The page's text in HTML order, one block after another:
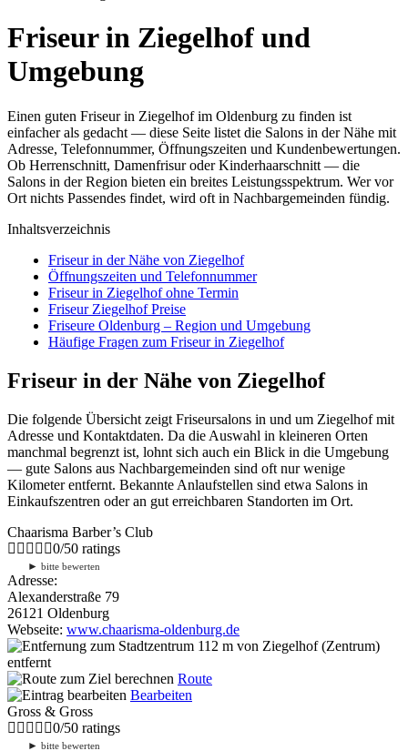
Friseur in Ziegelhof und
Umgebung
Einen guten Friseur in Ziegelhof im Oldenburg zu finden ist
einfacher als gedacht — diese Seite listet die Salons in der Nähe mit
Adresse, Telefonnummer, Öffnungszeiten und Kundenbewertungen.
Ob Herrenschnitt, Damenfrisur oder Kinderhaarschnitt — die
Salons in der Region bieten ein breites Leistungsspektrum. Wer vor
Ort nichts Passendes findet, wird oft in Nachbargemeinden fündig.
Inhaltsverzeichnis
Friseur in der Nähe von Ziegelhof
Öffnungszeiten und Telefonnummer
Friseur in Ziegelhof ohne Termin
Friseur Ziegelhof Preise
Friseure Oldenburg – Region und Umgebung
Häufige Fragen zum Friseur in Ziegelhof
Friseur in der Nähe von Ziegelhof
Die folgende Übersicht zeigt Friseursalons in und um Ziegelhof mit
Adresse und Kontaktdaten. Da die Auswahl in kleineren Orten
manchmal begrenzt ist, lohnt sich auch ein Blick in die Umgebung
— gute Salons aus Nachbargemeinden sind oft nur wenige
Kilometer entfernt. Bekannte Anlaufstellen sind etwa Salons in
Einkaufszentren oder an gut erreichbaren Standorten im Ort.
Chaarisma Barber’s Club
0/50 ratings
► bitte bewerten
Adresse:
Alexanderstraße 79
26121 Oldenburg
Webseite: www.chaarisma-oldenburg.de
112 m von Ziegelhof (Zentrum)
entfernt
Route
Bearbeiten
Gross & Gross
0/50 ratings
► bitte bewerten